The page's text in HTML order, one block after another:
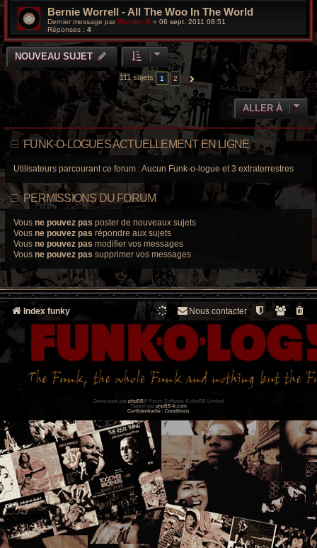
Bernie Worrell - All The Woo In The World
Dernier message parWonder B « 06 sept. 2011 08:51
Réponses : 4
NOUVEAU SUJET
111 sujets 1 2 SUIVANTE
ALLER À
FUNK-O-LOGUES ACTUELLEMENT EN LIGNE
Utilisateurs parcourant ce forum : Aucun Funk-o-logue et 3 extraterrestres
PERMISSIONS DU FORUM
Vous ne pouvez pas poster de nouveaux sujets
Vous ne pouvez pas répondre aux sujets
Vous ne pouvez pas modifier vos messages
Vous ne pouvez pas supprimer vos messages
Index funky Nous contacter
Développé par phpBB® Forum Software © phpBB Limited
Traduit par phpBB-fr.com
Confidentialité
Conditions